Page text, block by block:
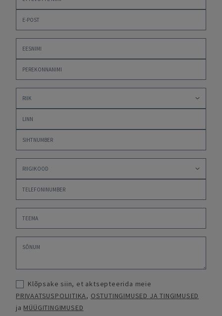
Klõpsake siin, et aktsepteerida meie
PRIVAATSUSPOLIITIKA, OSTUTINGIMUSED JA TINGIMUSED
ja MÜÜGITINGIMUSED